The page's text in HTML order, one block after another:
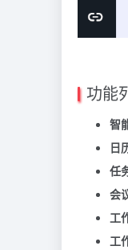
功能
智
日
任
会
工
工